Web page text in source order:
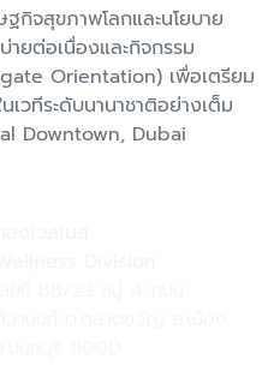
กิจสุขภาพโลกและนโยบาย
ายต่อเนื่องและกิจกรรม
Orientation) เพื่อเตรียม
วทีระดับนานาชาติอย่างเต็ม
Downtown, Dubai